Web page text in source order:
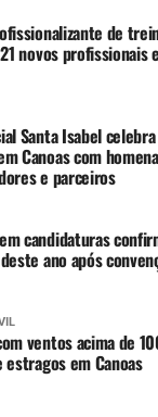
com intervalo de
(dose única)
de
novos profissionais
Santa Isabel
Canoas com
e parceiros
candidaturas
ano após
ventos acima de
em Canoas